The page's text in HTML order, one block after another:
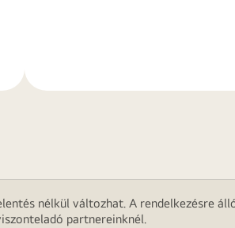
nélkül változhat. A rendelkezésre
partnereinknél.